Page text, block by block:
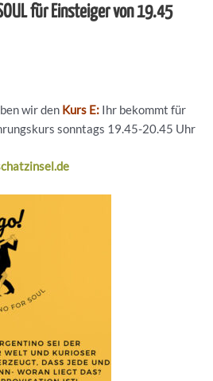
für Einsteiger von 19.45
wir den Kurs E: Ihr bekommt für
sonntags 19.45-20.45 Uhr